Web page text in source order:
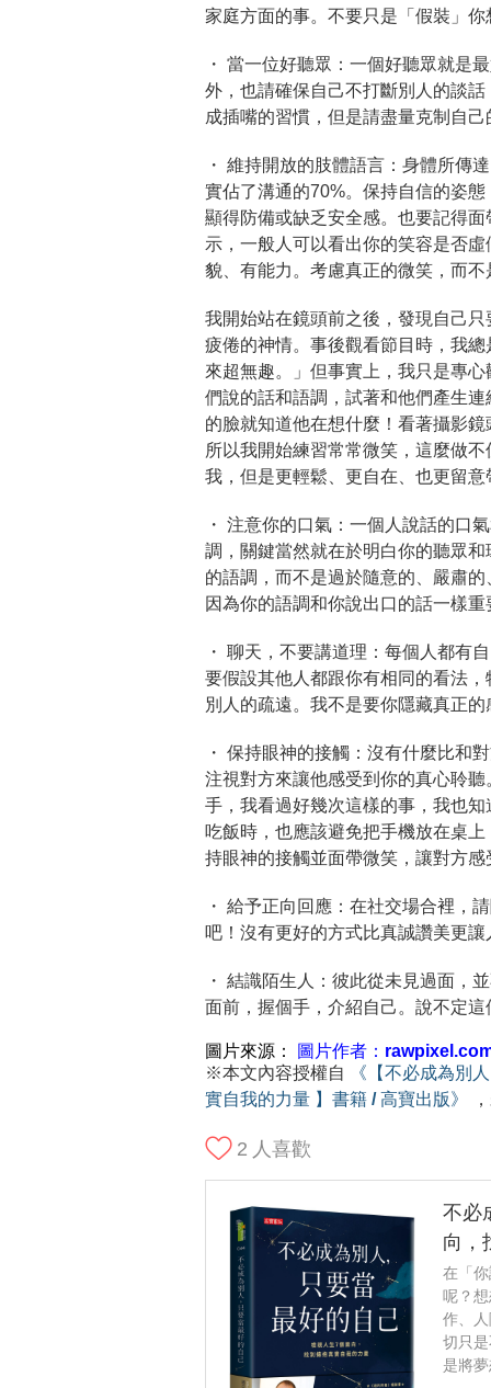
家庭方面的事。不要只是「假裝」
・ 當一位好聽眾： 一個好聽眾就是
外，也請確保自己不打斷別人的談
成插嘴的習慣，但是請盡量克制自
・ 維持開放的肢體語言： 身體所傳
實佔了溝通的70%。保持自信的姿
顯得防備或缺乏安全感。也要記得
示，一般人可以看出你的笑容是否
貌、有能力。考慮真正的微笑，而
我開始站在鏡頭前之後，發現自己
疲倦的神情。事後觀看節目時，我
來超無趣。」但事實上，我只是專
們說的話和語調，試著和他們產生
的臉就知道他在想什麼！看著攝影
所以我開始練習常常微笑，這麼做
我，但是更輕鬆、更自在、也更留
・ 注意你的口氣： 一個人說話的口
調，關鍵當然就在於明白你的聽眾
的語調，而不是過於隨意的、嚴肅
因為你的語調和你說出口的話一樣重
・ 聊天，不要講道理： 每個人都有
要假設其他人都跟你有相同的看法
別人的疏遠。我不是要你隱藏真正
・ 保持眼神的接觸： 沒有什麼比和
注視對方來讓他感受到你的真心聆
手，我看過好幾次這樣的事，我也
吃飯時，也應該避免把手機放在桌
持眼神的接觸並面帶微笑，讓對方
・ 給予正向回應： 在社交場合裡，
吧！沒有更好的方式比真誠讚美更
・ 結識陌生人： 彼此從未見過面，
面前，握個手，介紹自己。說不定
圖片來源：
圖片作者：
※本文內容授權自
《【不必成為別
實自我的力量 】書籍 / 高寶出版》
2 人喜歡
不必
向，
在「
呢？
作、
切只
是將